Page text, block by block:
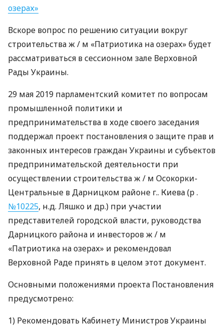
озерах»
Вскоре вопрос по решению ситуации вокруг
строительства ж / м «Патриотика на озерах» будет
рассматриваться в сессионном зале Верховной
Рады Украины.
29 мая 2019 парламентский комитет по вопросам
промышленной политики и
предпринимательства в ходе своего заседания
поддержал проект постановления о защите прав и
законных интересов граждан Украины и субъектов
предпринимательской деятельности при
осуществлении строительства ж / м Осокорки-
Центральные в Дарницком районе г.. Киева (р .
№10225, н.д. Ляшко и др.) при участии
представителей городской власти, руководства
Дарницкого района и инвесторов ж / м
«Патриотика на озерах» и рекомендовал
Верховной Раде принять в целом этот документ.
Основными положениями проекта Постановления
предусмотрено:
1) Рекомендовать Кабинету Министров Украины